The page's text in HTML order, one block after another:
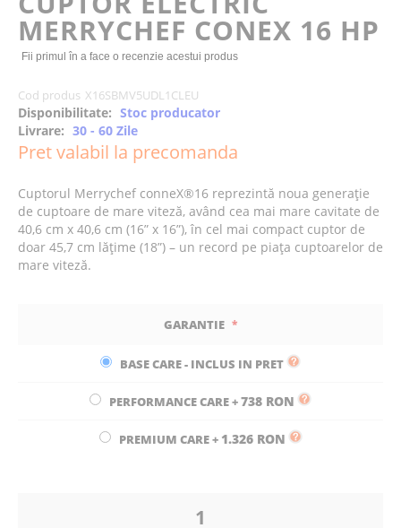
of
the
images
MERRYCHEF CONEX 16 HP
Fii primul în a face o recenzie acestui produs
Cod produs X16SBMV5UDL1CLEU
Disponibilitate: Stoc producator
Livrare: 30 - 60 Zile
Pret valabil la precomanda
Cuptorul Merrychef conneX®16 reprezintă noua generație
de cuptoare de mare viteză, având cea mai mare cavitate de
40,6 cm x 40,6 cm (16” x 16”), în cel mai compact cuptor de
doar 45,7 cm lățime (18”) – un record pe piața cuptoarelor de
mare viteză.
GARANTIE
BASE CARE - INCLUS IN PRET
PERFORMANCE CARE+738 RON
PREMIUM CARE+ 1.326 RON